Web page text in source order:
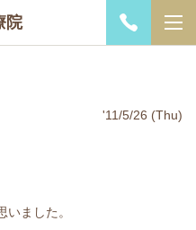
院
'11/5/26 (Thu)
ました。